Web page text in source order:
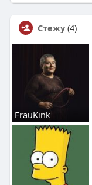
Стежу (4)
FrauKink